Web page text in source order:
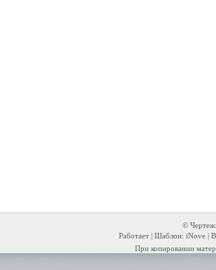
©
Работает | Шаблон: iNove |
При копировании